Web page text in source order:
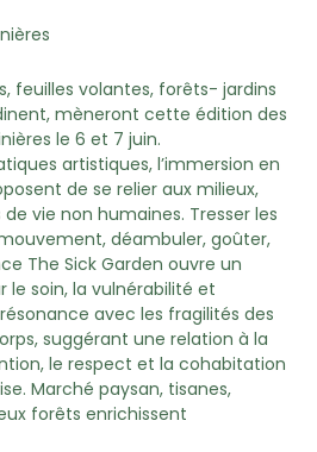
feuilles volantes, forêts- jardins
mèneront cette édition des
le 6 et 7 juin.
artistiques, l’immersion en
de se relier aux milieux,
vie non humaines. Tresser les
déambuler, goûter,
The Sick Garden ouvre un
le soin, la vulnérabilité et
avec les fragilités des
suggérant une relation à la
le respect et la cohabitation
Marché paysan, tisanes,
forêts enrichissent